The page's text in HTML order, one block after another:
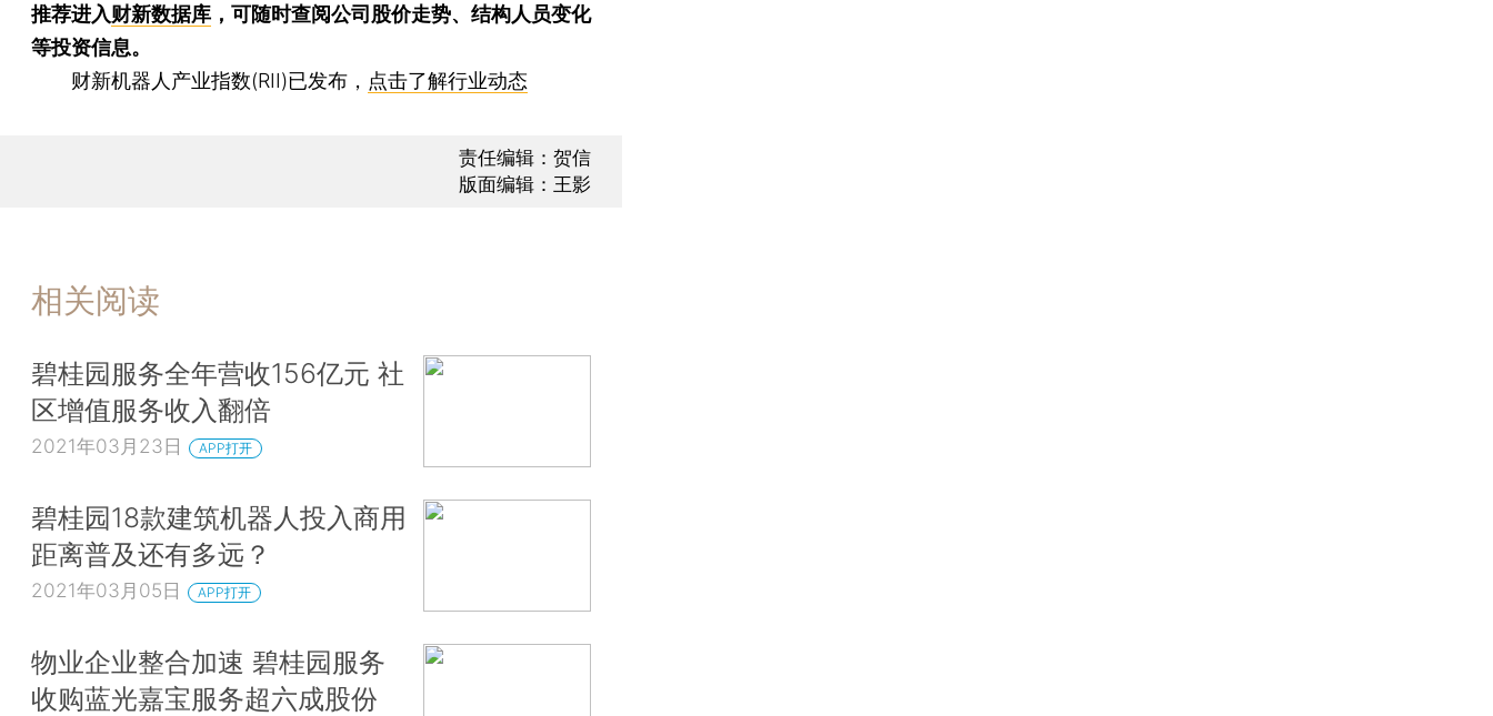
推荐进入财新数据库 ，可随时查阅公司股价走势、结构人员变化
等投资信息。
财新机器人产业指数(RII)已发布， 点击了解行业动态
责任编辑：贺信
版面编辑：王影
相关阅读
碧桂园服务全年营收156亿元 社
区增值服务收入翻倍
2021年03月23日 APP打开
碧桂园18款建筑机器人投入商用
距离普及还有多远？
2021年03月05日 APP打开
物业企业整合加速 碧桂园服务
收购蓝光嘉宝服务超六成股份